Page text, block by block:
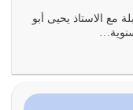
للشيطان كلما كانوا
الأبدية والرزق
مع الاستاذ يحيى أبو